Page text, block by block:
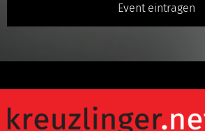
Event eintragen